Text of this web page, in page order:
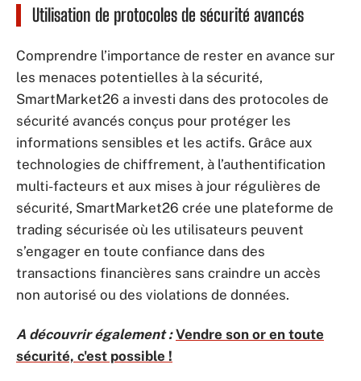
Utilisation de protocoles de sécurité avancés
Comprendre l’importance de rester en avance sur
les menaces potentielles à la sécurité,
SmartMarket26 a investi dans des protocoles de
sécurité avancés conçus pour protéger les
informations sensibles et les actifs. Grâce aux
technologies de chiffrement, à l’authentification
multi-facteurs et aux mises à jour régulières de
sécurité, SmartMarket26 crée une plateforme de
trading sécurisée où les utilisateurs peuvent
s’engager en toute confiance dans des
transactions financières sans craindre un accès
non autorisé ou des violations de données.
A découvrir également : Vendre son or en toute
sécurité, c'est possible !